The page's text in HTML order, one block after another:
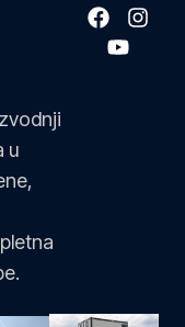
u